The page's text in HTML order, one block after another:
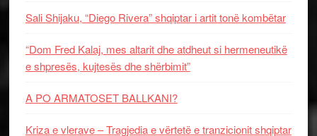
Sali Shijaku, “Diego Rivera” shqiptar i artit tonë kombëtar
“Dom Fred Kalaj, mes altarit dhe atdheut si hermeneutikë
e shpresës, kujtesës dhe shërbimit”
A PO ARMATOSET BALLKANI?
Kriza e vlerave – Tragjedia e vërtetë e tranzicionit shqiptar